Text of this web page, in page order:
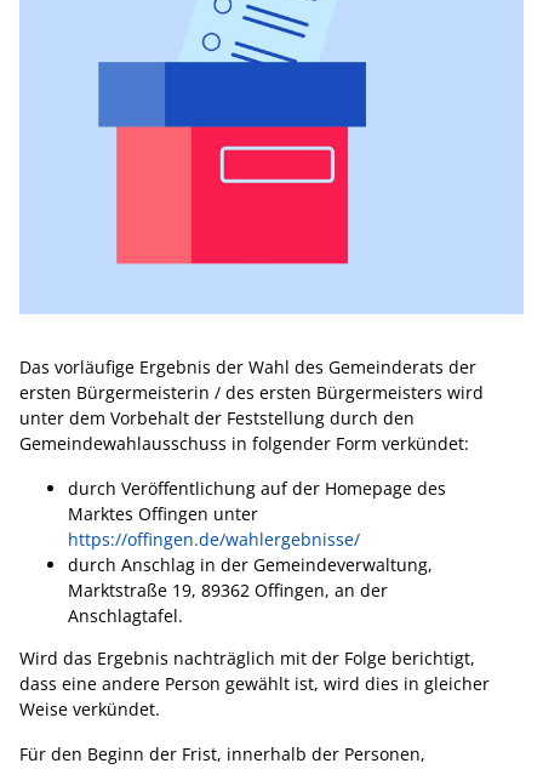
Das vorläufige Ergebnis der Wahl des Gemeinderats der
ersten Bürgermeisterin / des ersten Bürgermeisters wird
unter dem Vorbehalt der Feststellung durch den
Gemeindewahlausschuss in folgender Form verkündet:
durch Veröffentlichung auf der Homepage des
Marktes Offingen unter
https://offingen.de/wahlergebnisse/
durch Anschlag in der Gemeindeverwaltung,
Marktstraße 19, 89362 Offingen, an der
Anschlagtafel.
Wird das Ergebnis nachträglich mit der Folge berichtigt,
dass eine andere Person gewählt ist, wird dies in gleicher
Weise verkündet.
Für den Beginn der Frist, innerhalb der Personen,